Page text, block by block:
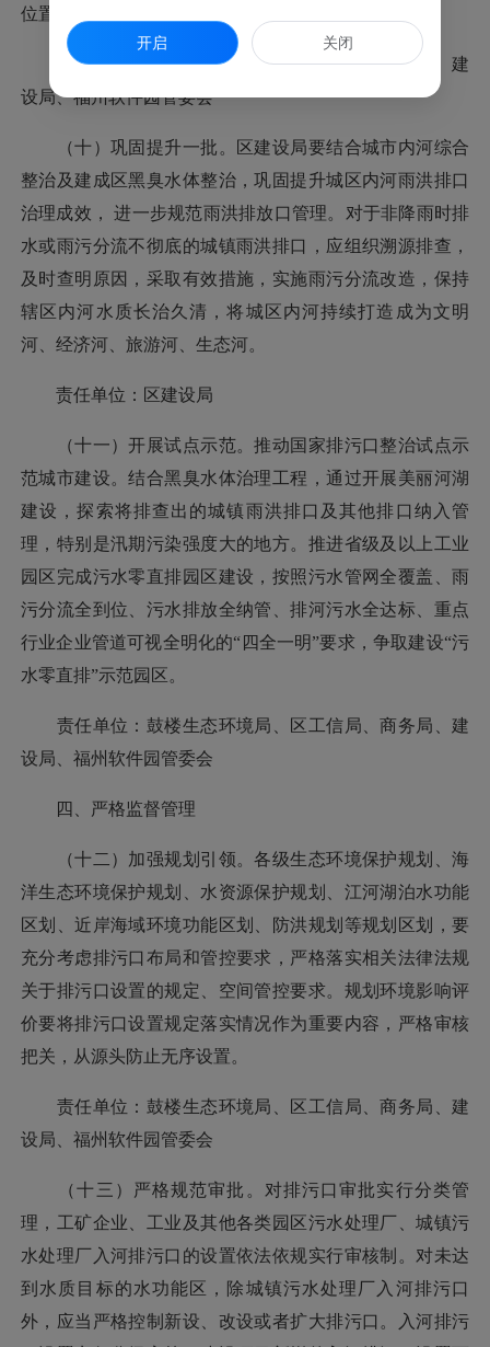
位置树标立牌，便于现场监测和监督检查。
责任单位：鼓楼生态环境局、区工信局、商务局、建
设局、福州软件园管委会
（十）巩固提升一批。区建设局要结合城市内河综合
整治及建成区黑臭水体整治，巩固提升城区内河雨洪排口
治理成效， 进一步规范雨洪排放口管理。对于非降雨时排
水或雨污分流不彻底的城镇雨洪排口，应组织溯源排查，
及时查明原因，采取有效措施，实施雨污分流改造，保持
辖区内河水质长治久清，将城区内河持续打造成为文明
河、经济河、旅游河、生态河。
责任单位：区建设局
（十一）开展试点示范。推动国家排污口整治试点示
范城市建设。结合黑臭水体治理工程，通过开展美丽河湖
建设，探索将排查出的城镇雨洪排口及其他排口纳入管
理，特别是汛期污染强度大的地方。推进省级及以上工业
园区完成污水零直排园区建设，按照污水管网全覆盖、雨
污分流全到位、污水排放全纳管、排河污水全达标、重点
行业企业管道可视全明化的“四全一明”要求，争取建设“污
水零直排”示范园区。
责任单位：鼓楼生态环境局、区工信局、商务局、建
设局、福州软件园管委会
四、严格监督管理
（十二）加强规划引领。各级生态环境保护规划、海
洋生态环境保护规划、水资源保护规划、江河湖泊水功能
区划、近岸海域环境功能区划、防洪规划等规划区划，要
充分考虑排污口布局和管控要求，严格落实相关法律法规
关于排污口设置的规定、空间管控要求。规划环境影响评
价要将排污口设置规定落实情况作为重要内容，严格审核
把关，从源头防止无序设置。
责任单位：鼓楼生态环境局、区工信局、商务局、建
设局、福州软件园管委会
（十三）严格规范审批。对排污口审批实行分类管
理，工矿企业、工业及其他各类园区污水处理厂、城镇污
水处理厂入河排污口的设置依法依规实行审核制。对未达
到水质目标的水功能区，除城镇污水处理厂入河排污口
外，应当严格控制新设、改设或者扩大排污口。入河排污
开启 关闭